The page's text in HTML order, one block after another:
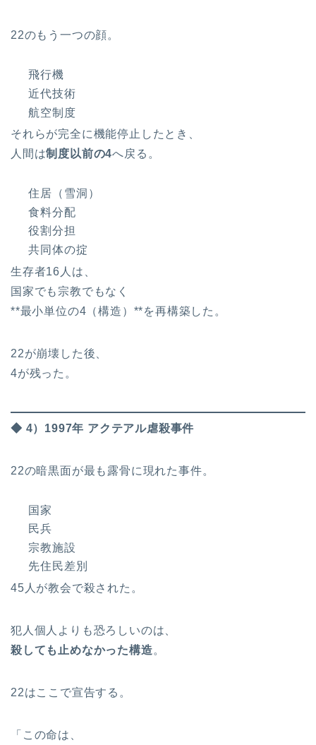
22のもう一つの顔。
飛行機
近代技術
航空制度
それらが完全に機能停止したとき、
人間は制度以前の4へ戻る。
住居（雪洞）
食料分配
役割分担
共同体の掟
生存者16人は、
国家でも宗教でもなく
**最小単位の4（構造）**を再構築した。
22が崩壊した後、
4が残った。
◆ 4）1997年 アクテアル虐殺事件
22の暗黒面が最も露骨に現れた事件。
国家
民兵
宗教施設
先住民差別
45人が教会で殺された。
犯人個人よりも恐ろしいのは、
殺しても止めなかった構造。
22はここで宣告する。
「この命は、